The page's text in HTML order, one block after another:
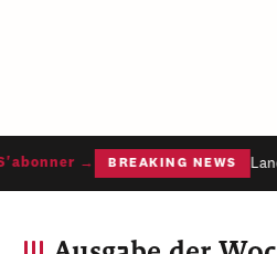
→ BREAKING NEWS